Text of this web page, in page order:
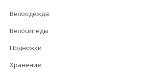
Велоодежда
Велосипеды
Подножки
Хранение